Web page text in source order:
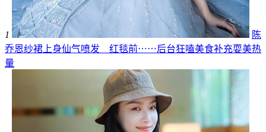
1
陈
乔恩纱裙上身仙气喷发 红毯前⋯⋯后台狂嗑美食补充耍美热
量